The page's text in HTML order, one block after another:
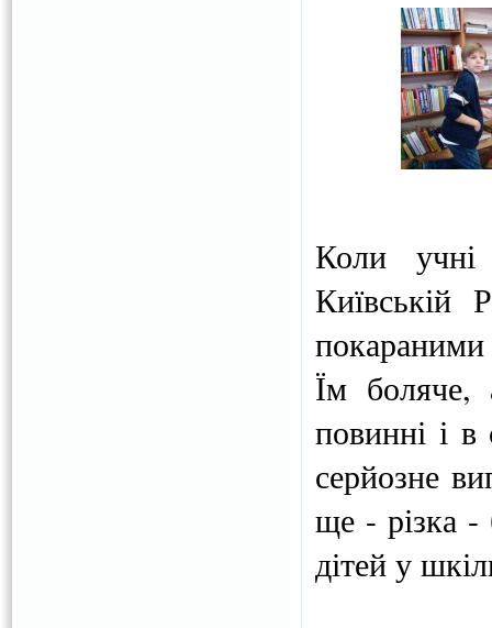
Коли учні
Київській
покараними
Їм боляче,
повинні і
серйозне
ще - різка -
дітей у